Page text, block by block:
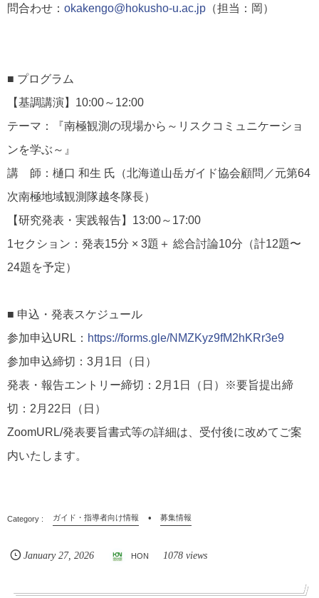
問合わせ： okakengo@hokusho-u.ac.jp （担当：岡）
■ プログラム
【基調講演】10:00～12:00
テーマ：『南極観測の現場から～リスクコミュニケーショ
ンを学ぶ～』
講 師：樋口 和生 氏（北海道山岳ガイド協会顧問／元第64
次南極地域観測隊越冬隊長）
【研究発表・実践報告】13:00～17:00
1セクション：発表15分 × 3題＋ 総合討論10分（計12題〜
24題を予定）
■ 申込・発表スケジュール
参加申込URL： https://forms.gle/NMZKyz9fM2hKRr3e9
参加申込締切：3月1日（日）
発表・報告エントリー締切：2月1日（日）※要旨提出締
切：2月22日（日）
ZoomURL/発表要旨書式等の詳細は、受付後に改めてご案
内いたします。
ガイド・指導者向け情報 募集情報
January 27,2026 HON 1078 views